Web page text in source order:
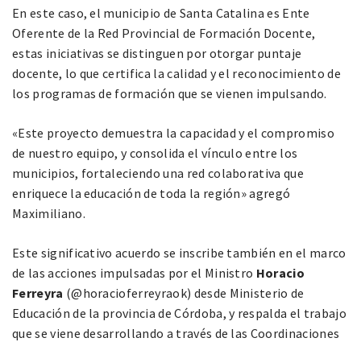
En este caso, el municipio de Santa Catalina es Ente
Oferente de la Red Provincial de Formación Docente,
estas iniciativas se distinguen por otorgar puntaje
docente, lo que certifica la calidad y el reconocimiento de
los programas de formación que se vienen impulsando.
«Este proyecto demuestra la capacidad y el compromiso
de nuestro equipo, y consolida el vínculo entre los
municipios, fortaleciendo una red colaborativa que
enriquece la educación de toda la región» agregó
Maximiliano.
Este significativo acuerdo se inscribe también en el marco
de las acciones impulsadas por el Ministro Horacio
Ferreyra (@horacioferreyraok) desde Ministerio de
Educación de la provincia de Córdoba, y respalda el trabajo
que se viene desarrollando a través de las Coordinaciones